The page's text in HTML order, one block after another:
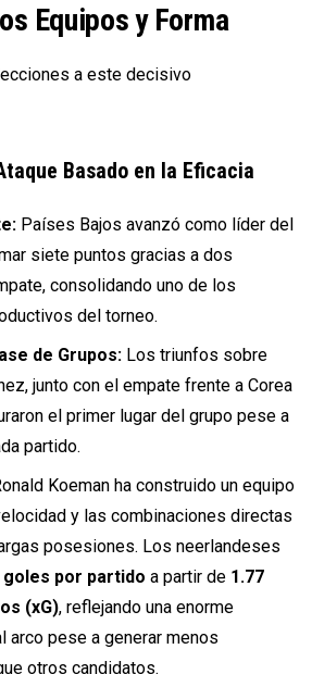
Equipos y Forma
a este decisivo
Basado en la Eficacia
Países Bajos avanzó como líder del
siete puntos gracias a dos
consolidando uno de los
del torneo.
de Grupos: Los triunfos sobre
junto con el empate frente a Corea
el primer lugar del grupo pese a
partido.
Koeman ha construido un equipo
y las combinaciones directas
posesiones. Los neerlandeses
goles por partido a partir de 1.77
(xG), reflejando una enorme
arco pese a generar menos
otros candidatos.